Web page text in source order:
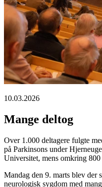
10.03.2026
Mange deltog
Over 1.000 deltagere fulgte
på Parkinsons under
Universitet, mens omkring
Mandag den 9. marts blev der
neurologisk sygdom med